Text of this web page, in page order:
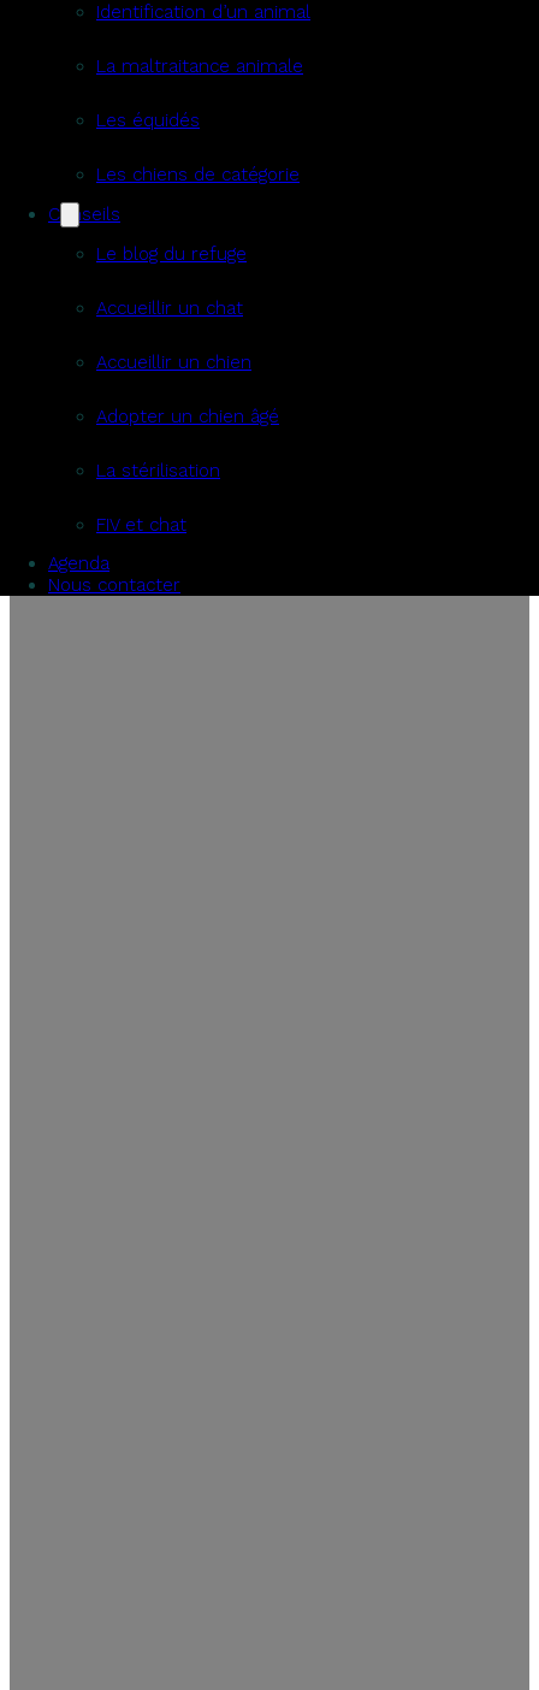
Identification d’un animal
La maltraitance animale
Les équidés
Les chiens de catégorie
Conseils
Le blog du refuge
Accueillir un chat
Accueillir un chien
Adopter un chien âgé
La stérilisation
FIV et chat
Agenda
Nous contacter